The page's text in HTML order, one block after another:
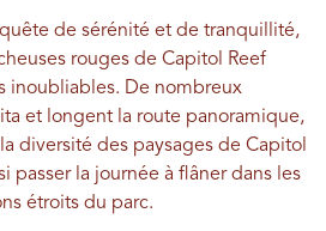
de sérénité et de tranquillité,
rouges de Capitol Reef
inoubliables. De nombreux
et longent la route panoramique,
diversité des paysages de Capitol
passer la journée à flâner dans les
étroits du parc.